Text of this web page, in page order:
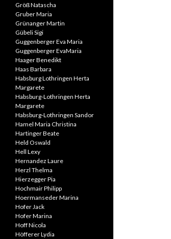
Größ Natascha
Gruber Maria
Grünanger Martin
Gübeli Sigi
Guggenberger Eva Maria
Guggenberger EvaMaria
Haager Benedikt
Haas Barbara
Habsburg Lothringen Herta
Margarete
Habsburg-Lothringen Herta
Margarete
Habsburg-Lothringen Sandor
Hamel Maria Christina
Hartinger Beate
Held Oswald
Hell Lexy
Hernandez Laure
Herzl Thelma
Hierzegger Pia
Hochmair Philipp
Hoermanseder Marina
Hofer Jack
Hofer Marina
Hoff Nicola
Höfferer Lydia